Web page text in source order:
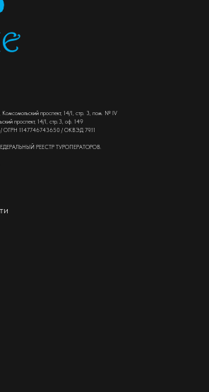
проспект, 14/1, стр. 3, пом. № IV
проспект, 14/1, стр.3, оф. 149
1147746743650 / ОКВЭД 79.11
РЕЕСТР ТУРОПЕРАТОРОВ.